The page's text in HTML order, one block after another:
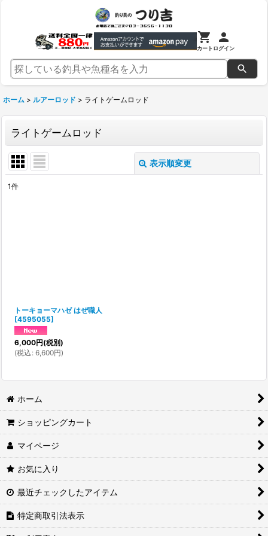
カートログイン
ホーム > ルアーロッド > ライトゲームロッド
ライトゲームロッド
表示順変更
1件
トーキョーマハゼ はぜ職人
[4595055]
6,000円(税別)
(税込 : 6,600円)
ホーム
ショッピングカート
マイページ
お気に入り
最近チェックしたアイテム
特定商取引法表示